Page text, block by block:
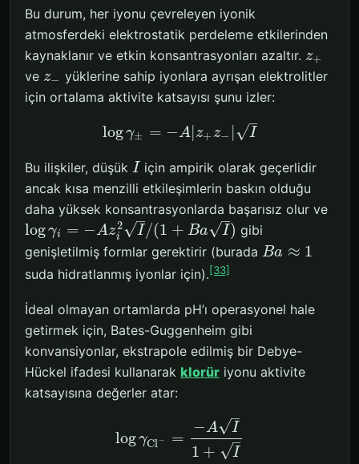
Bu durum, her iyonu çevreleyen iyonik
atmosferdeki elektrostatik perdeleme etkilerinden
kaynaklanır ve etkin konsantrasyonları azaltır. z+
ve z− yüklerine sahip iyonlara ayrışan elektrolitler
için ortalama aktivite katsayısı şunu izler:
logγ± = −A |z+z− I
–
√
Bu ilişkiler, düşük I için ampirik olarak geçerlidir
ancak kısa menzilli etkileşimlerin baskın olduğu
daha yüksek konsantrasyonlarda başarısız olur ve
logγi = −Az2
i I
–
√ /(1 + Ba I
–
√ ) gibi
genişletilmiş formlar gerektirir (burada Ba ≈ 1
suda hidratlanmış iyonlar için).[33]
İdeal olmayan ortamlarda pH’ı operasyonel hale
getirmek için, Bates-Guggenheim gibi
konvansiyonlar, ekstrapole edilmiş bir Debye-
Hückel ifadesi kullanarak klorür iyonu aktivite
katsayısına değerler atar:
logγCl− =
−A I
–
√
1 + I
–
√